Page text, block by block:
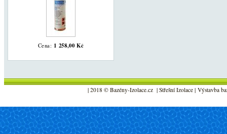
Cena: 1 258,00 Kč
| 2018 © Bazény-Izolace.cz | Střešní Izolace | Výstavba